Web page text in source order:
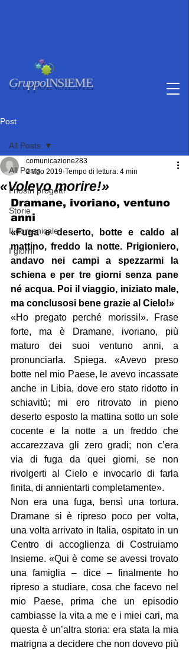
GruppoINSIEME
Post
All Posts
I nostri progetti
Storie
Il domenicale
I giorni
All Posts
«Volevo morire!»
comunicazione283
2 ago 2019 Tempo di lettura: 4 min
Dramane, ivoriano, ventuno
anni
«Fuga e deserto, botte e caldo al
mattino, freddo la notte. Prigioniero,
andavo nei campi a spezzarmi la
schiena e per tre giorni senza pane
né acqua. Poi il viaggio, iniziato male,
ma conclusosi bene grazie al Cielo!»
«Ho pregato perché morissi!». Frase
forte, ma è Dramane, ivoriano, più
maturo dei suoi ventuno anni, a
pronunciarla. Spiega. «Avevo preso
botte nel mio Paese, le avevo incassate
anche in Libia, dove ero stato ridotto in
schiavitù; mi ero ritrovato in pieno
deserto esposto la mattina sotto un sole
cocente e la notte a un freddo che
accarezzava gli zero gradi; non c’era
via di fuga da quei giorni, se non
rivolgerti al Cielo e invocarlo di farla
finita, di annientarti completamente».
Non era una fuga, bensì una tortura.
Dramane si è ripreso poco per volta,
una volta arrivato in Italia, ospitato in un
Centro di accoglienza di Costruiamo
Insieme. «Qui è come se avessi trovato
una famiglia – dice – finalmente ho
ripreso a studiare, cosa che facevo nel
mio Paese, prima che un episodio
cambiasse la vita a me e i miei cari, ma
questa è un’altra storia: era stata la mia
matrigna a decidere che non dovevo più